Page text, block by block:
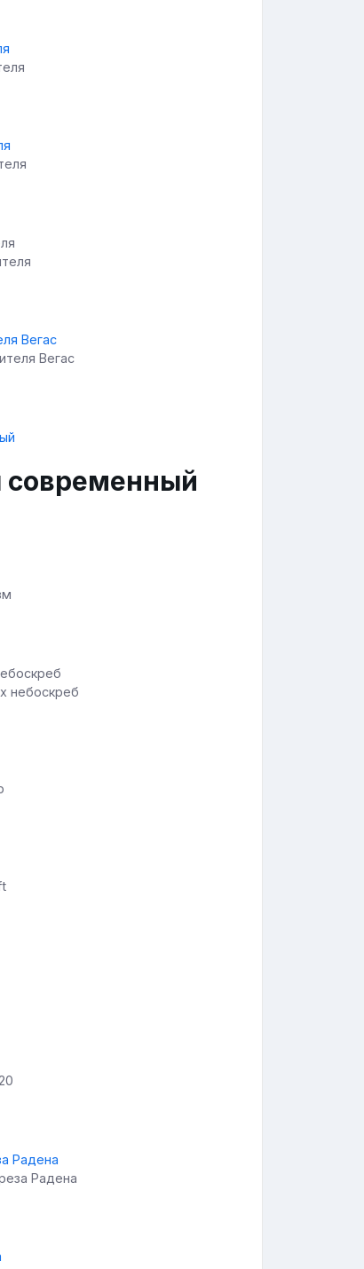
Вегас
современный
небоскреб
Радена